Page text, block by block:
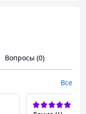
Вопросы (0)
Все